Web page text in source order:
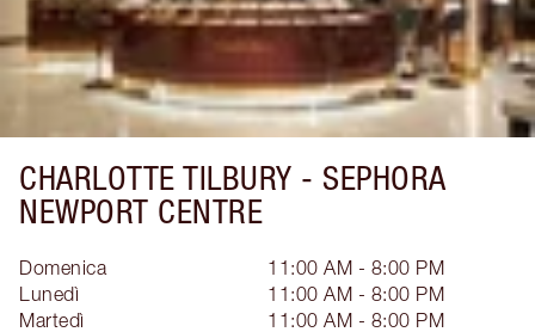
CHARLOTTE TILBURY - SEPHORA
NEWPORT CENTRE
Domenica
11:00 AM - 8:00 PM
Lunedì
11:00 AM - 8:00 PM
Martedì
11:00 AM - 8:00 PM